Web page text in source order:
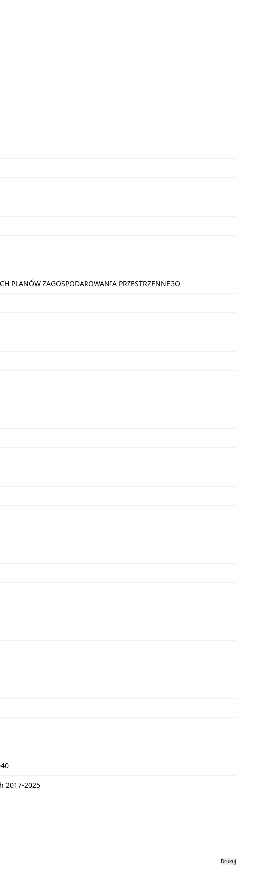
PLANÓW ZAGOSPODAROWANIA PRZESTRZENNEGO
2017-2025
Drukuj